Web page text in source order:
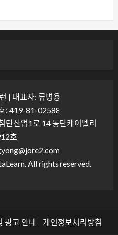
| 대표자: 류병용
: 419-81-02588
단산업1로 14 동탄케이벨리
호
All rights reserved.
광고 안내 개인정보처리방침